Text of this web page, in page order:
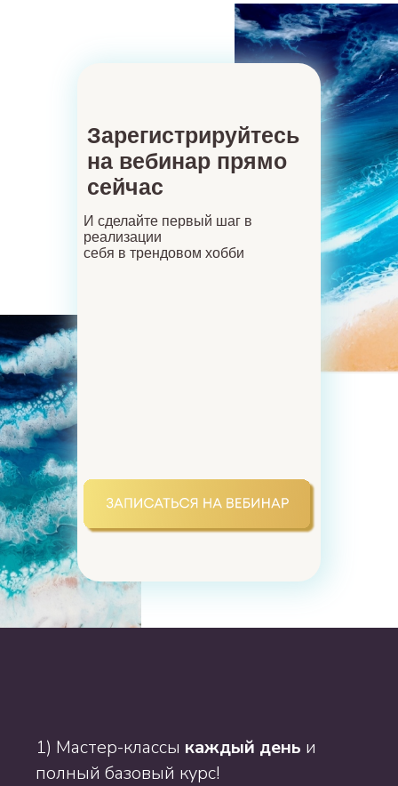
Зарегистрируйтесь
на вебинар прямо
сейчас
И сделайте первый шаг в
реализации
себя в трендовом хобби
1) Мастер-классы каждый день и
полный базовый курс!